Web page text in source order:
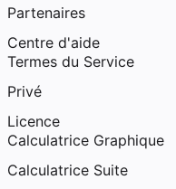
Partenaires
Centre d'aide
Termes du Service
Privé
Licence
Calculatrice Graphique
Calculatrice Suite